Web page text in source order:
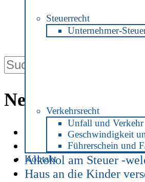
Steuerrecht
Unternehmer-
Verkehrsrecht
Unfall und Verkehr
Geschwindigkeit
Führerschein und
Kontakt
Neueste Beiträge
Patientenverfügung zu
Alkohol am Steuer –
Alkohol am Steuer -
Haus an die Kinder